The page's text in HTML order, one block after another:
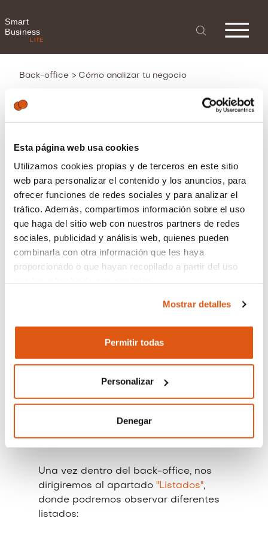
Esta página web usa cookies
Utilizamos cookies propias y de terceros en este sitio
web para personalizar el contenido y los anuncios, para
ofrecer funciones de redes sociales y para analizar el
tráfico. Además, compartimos información sobre el uso
que haga del sitio web con nuestros partners de redes
sociales, publicidad y análisis web, quienes pueden
combinarla con otra información que les haya
proporcionado o que hayan recopilado a partir del uso
El responsable del tratamiento de sus datos personales
es REVO SYSTEMS, S.L. (CIF: B66353780).
Cookies:https://revo.works/cookies.
Mostrar detalles
Permitir todas
Personalizar
Denegar
Smart
Business
LITE
Back-office > Cómo analizar tu negocio
En nuestroback-office disponemos de
unagran variedad de listados, los
correctamente y en tiempo real.
herramientas de personalización,
gráficas, filtros y la opción comparar
datos entre distintos períodos.
Los listados nos permitirán tener una
Una vez dentro del back-office, nos
dirigiremos al apartado "Listados",
donde podremos observar diferentes
listados: